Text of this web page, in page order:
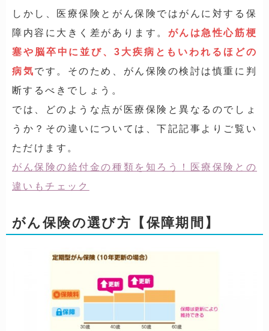
しかし、医療保険とがん保険ではがんに対する保
障内容に大きく差があります。 がんは急性心筋梗
塞や脳卒中に並び、3大疾病ともいわれるほどの
病気です。そのため、がん保険の検討は慎重に判
断するべきでしょう。
では、どのような点が医療保険と異なるのでしょ
うか？その違いについては、下記記事よりご覧い
ただけます。
がん保険の給付金の種類を知ろう！医療保険との
違いもチェック
がん保険の選び方【保障期間】